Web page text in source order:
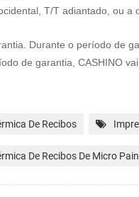
T/T adiantado, ou a
Durante o período de
de garantia, CASHINO
De Recibos
De Recibos De Micro